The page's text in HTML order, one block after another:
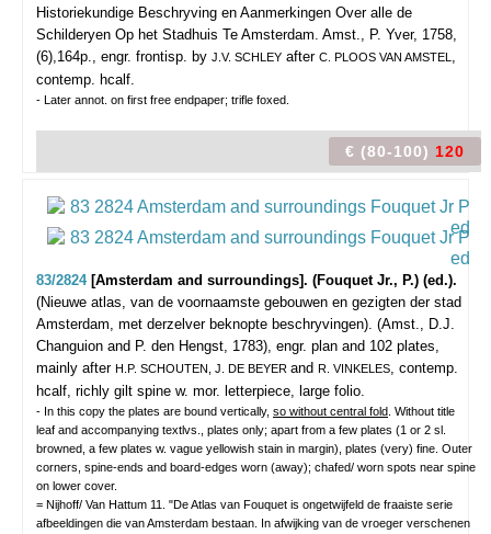
Historiekundige Beschryving en Aanmerkingen Over alle de
Schilderyen Op het Stadhuis Te Amsterdam. Amst., P. Yver, 1758,
(6),164p., engr. frontisp. by J.V. SCHLEY after C. PLOOS VAN AMSTEL ,
contemp. hcalf.
- Later annot. on first free endpaper; trifle foxed.
€ (80-100) 120
83/2824 [Amsterdam and surroundings]. (Fouquet Jr., P.) (ed.).
(Nieuwe atlas, van de voornaamste gebouwen en gezigten der stad
Amsterdam, met derzelver beknopte beschryvingen). (Amst., D.J.
Changuion and P. den Hengst, 1783), engr. plan and 102 plates,
mainly after H.P. SCHOUTEN, J. DE BEYER and R. VINKELES, contemp.
hcalf, richly gilt spine w. mor. letterpiece, large folio.
- In this copy the plates are bound vertically, so without central fold . Without title
leaf and accompanying textlvs., plates only; apart from a few plates (1 or 2 sl.
browned, a few plates w. vague yellowish stain in margin), plates (very) fine. Outer
corners, spine-ends and board-edges worn (away); chafed/ worn spots near spine
on lower cover.
= Nijhoff/ Van Hattum 11. "De Atlas van Fouquet is ongetwijfeld de fraaiste serie
afbeeldingen die van Amsterdam bestaan. In afwijking van de vroeger verschenen